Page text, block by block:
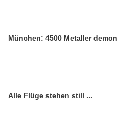
München: 4500 Metaller
Alle Flüge stehen still ...